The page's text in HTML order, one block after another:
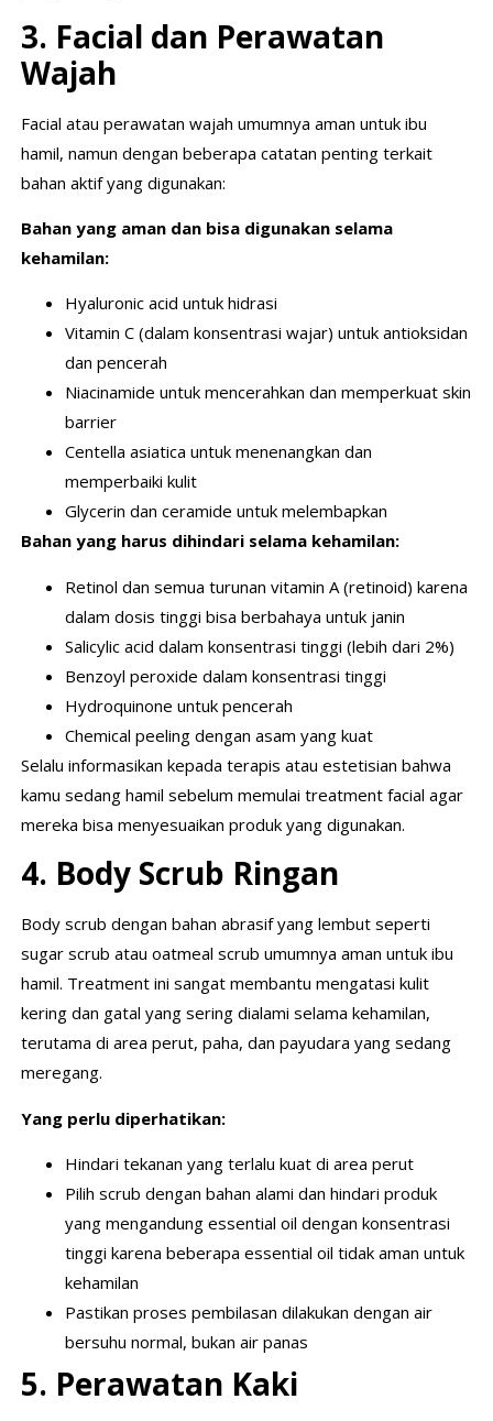
3. Facial dan Perawatan
Wajah
Facial atau perawatan wajah umumnya aman untuk ibu
hamil, namun dengan beberapa catatan penting terkait
bahan aktif yang digunakan:
Bahan yang aman dan bisa digunakan selama
kehamilan:
Hyaluronic acid untuk hidrasi
Vitamin C (dalam konsentrasi wajar) untuk antioksidan
dan pencerah
Niacinamide untuk mencerahkan dan memperkuat skin
barrier
Centella asiatica untuk menenangkan dan
memperbaiki kulit
Glycerin dan ceramide untuk melembapkan
Bahan yang harus dihindari selama kehamilan:
Retinol dan semua turunan vitamin A (retinoid) karena
dalam dosis tinggi bisa berbahaya untuk janin
Salicylic acid dalam konsentrasi tinggi (lebih dari 2%)
Benzoyl peroxide dalam konsentrasi tinggi
Hydroquinone untuk pencerah
Chemical peeling dengan asam yang kuat
Selalu informasikan kepada terapis atau estetisian bahwa
kamu sedang hamil sebelum memulai treatment facial agar
mereka bisa menyesuaikan produk yang digunakan.
4. Body Scrub Ringan
Body scrub dengan bahan abrasif yang lembut seperti
sugar scrub atau oatmeal scrub umumnya aman untuk ibu
hamil. Treatment ini sangat membantu mengatasi kulit
kering dan gatal yang sering dialami selama kehamilan,
terutama di area perut, paha, dan payudara yang sedang
meregang.
Yang perlu diperhatikan:
Hindari tekanan yang terlalu kuat di area perut
Pilih scrub dengan bahan alami dan hindari produk
yang mengandung essential oil dengan konsentrasi
tinggi karena beberapa essential oil tidak aman untuk
kehamilan
Pastikan proses pembilasan dilakukan dengan air
bersuhu normal, bukan air panas
5. Perawatan Kaki